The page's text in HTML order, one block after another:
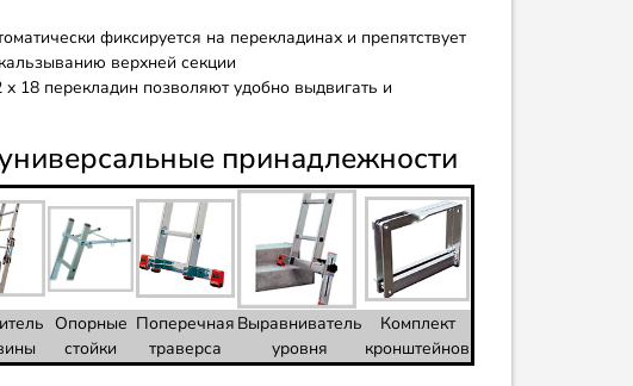
фиксируется на перекладинах и препятствует
верхней секции
18 перекладин позволяют удобно выдвигать и
принадлежности
Опорные
стойки
Поперечная
траверса
Выравниватель
уровня
Комплект
кронштейнов